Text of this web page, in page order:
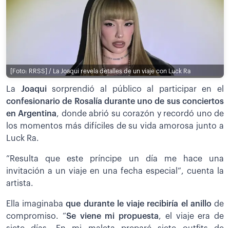
[Foto: RRSS] / La Joaqui revela detalles de un viaje con Luck Ra
La Joaquisorprendió al público al participar en el
confesionario de Rosalía durante uno de sus conciertos
en Argentina, donde abrió su corazón y recordó uno de
los momentos más difíciles de su vida amorosa junto a
Luck Ra.
”Resulta que este príncipe un día me hace una
invitación a un viaje en una fecha especial”, cuenta la
artista.
Ella imaginabaque durante le viaje recibiría el anillode
compromiso. “Se viene mi propuesta, el viaje era de